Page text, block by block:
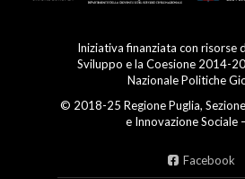
Iniziativa finanziata con risorse
Sviluppo e la Coesione 2014-
Nazionale Politiche
© 2018-25 Regione Puglia,
e Innovazione Sociale
Facebook